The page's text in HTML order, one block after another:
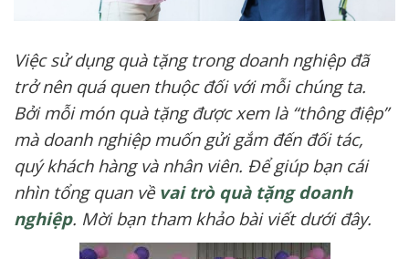
Việc sử dụng quà tặng trong doanh nghiệp đã
trở nên quá quen thuộc đối với mỗi chúng ta.
Bởi mỗi món quà tặng được xem là “thông điệp”
mà doanh nghiệp muốn gửi gắm đến đối tác,
quý khách hàng và nhân viên. Để giúp bạn cái
nhìn tổng quan về vai trò quà tặng doanh
nghiệp. Mời bạn tham khảo bài viết dưới đây.